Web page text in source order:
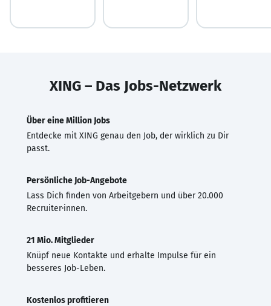
XING – Das Jobs-Netzwerk
Über eine Million Jobs
Entdecke mit XING genau den Job, der wirklich zu Dir
passt.
Persönliche Job-Angebote
Lass Dich finden von Arbeitgebern und über 20.000
Recruiter·innen.
21 Mio. Mitglieder
Knüpf neue Kontakte und erhalte Impulse für ein
besseres Job-Leben.
Kostenlos profitieren